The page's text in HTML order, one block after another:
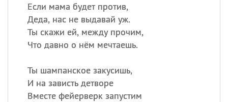
Если мама будет против,
Деда, нас не выдавай уж.
Ты скажи ей, между прочим,
Что давно о нём мечтаешь.
Ты шампанское закусишь,
И на зависть детворе
Вместе фейерверк запустим